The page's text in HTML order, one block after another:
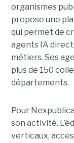
organismes
propose une
qui permet de
agents IA
métiers. Ses
plus de 150
départements.
Pour
son activité.
verticaux,